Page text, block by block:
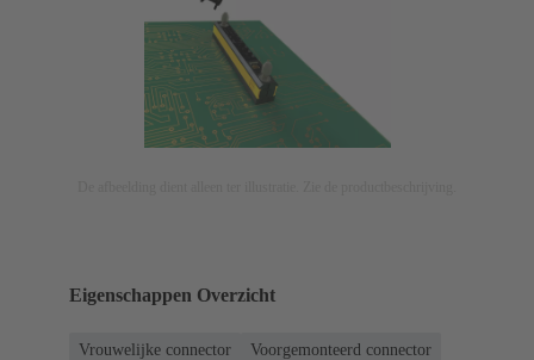
Eigenschappen Overzicht
Vrouwelijke connector
Voorgemonteerd connector